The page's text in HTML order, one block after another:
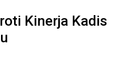
Kinerja Kadis